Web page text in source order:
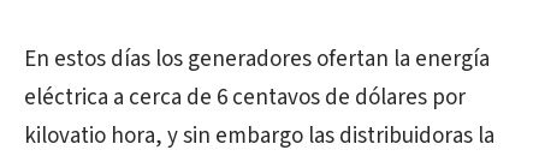
En estos días los generadores ofertan la energía
eléctrica a cerca de 6 centavos de dólares por
kilovatio hora, y sin embargo las distribuidoras la